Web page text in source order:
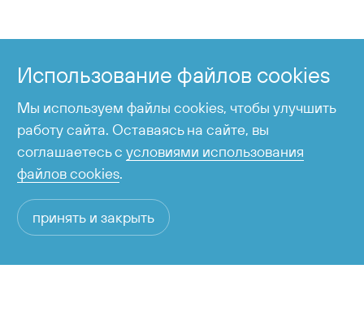
время работы с 6:00 до 23:00
Использование файлов cookies
Мы используем файлы cookies, чтобы улучшить
работу сайта. Оставаясь на сайте, вы
соглашаетесь сусловиями использования
файлов cookies.
принять и закрыть